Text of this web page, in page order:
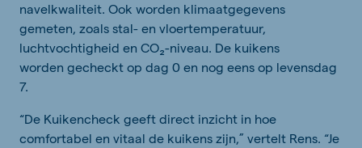
navelkwaliteit. Ook worden klimaatgegevens
gemeten, zoals stal- en vloertemperatuur,
luchtvochtigheid en CO₂-niveau. De kuikens
worden gecheckt op dag 0 en nog eens op levensdag
7.
“De Kuikencheck geeft direct inzicht in hoe
comfortabel en vitaal de kuikens zijn,” vertelt Rens. “Je